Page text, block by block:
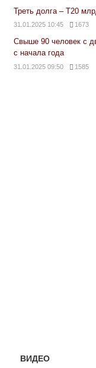
Треть долга – Т20
31.01.2025 10:45 1673
Свыше 90 человек с
с начала года
31.01.2025 09:50 1585
ВИДЕО